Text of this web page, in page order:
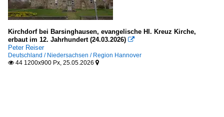
Kirchdorf bei Barsinghausen, evangelische Hl. Kreuz Kirche,
erbaut im 12. Jahrhundert (24.03.2026) 
Peter Reiser
Deutschland / Niedersachsen / Region Hannover
 44 1200x900 Px, 25.05.2026 